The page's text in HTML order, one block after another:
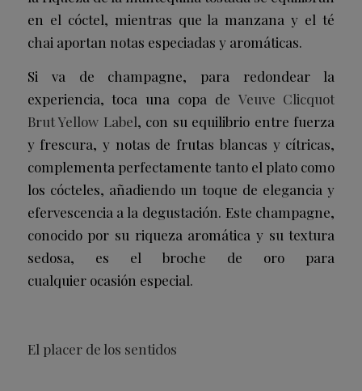
en el cóctel, mientras que la manzana y el té
chai aportan notas especiadas y aromáticas.
Si va de champagne, para redondear la
experiencia, toca una copa de Veuve Clicquot
Brut Yellow Label, con su equilibrio entre fuerza
y frescura, y notas de frutas blancas y cítricas,
complementa perfectamente tanto el plato como
los cócteles, añadiendo un toque de elegancia y
efervescencia a la degustación. Este champagne,
conocido por su riqueza aromática y su textura
sedosa, es el broche de oro para
cualquier ocasión especial.
El placer de los sentidos